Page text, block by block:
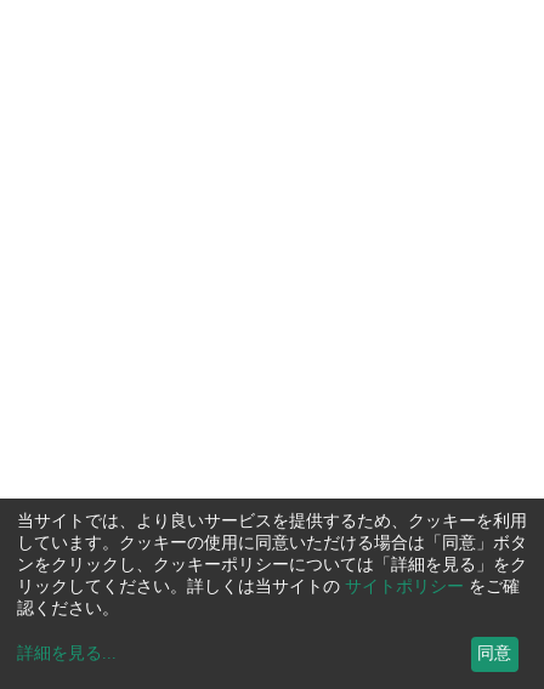
当サイトでは、より良いサービスを提供するため、クッキーを利用
しています。クッキーの使用に同意いただける場合は「同意」ボタ
ンをクリックし、クッキーポリシーについては「詳細を見る」をク
リックしてください。詳しくは当サイトの サイトポリシー をご確
認ください。
詳細を見る ... 同意